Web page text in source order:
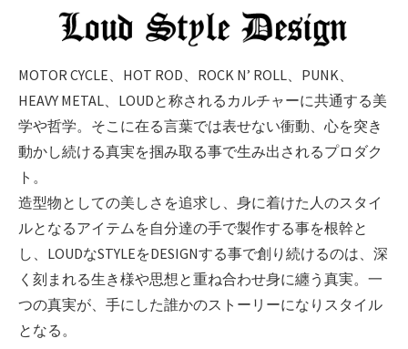
MOTOR CYCLE、HOT ROD、ROCK N’ ROLL、PUNK、
HEAVY METAL、LOUDと称されるカルチャーに共通する美
学や哲学。そこに在る言葉では表せない衝動、心を突き
動かし続ける真実を掴み取る事で生み出されるプロダク
ト。
造型物としての美しさを追求し、身に着けた人のスタイ
ルとなるアイテムを自分達の手で製作する事を根幹と
し、LOUDなSTYLEをDESIGNする事で創り続けるのは、深
く刻まれる生き様や思想と重ね合わせ身に纏う真実。一
つの真実が、手にした誰かのストーリーになりスタイル
となる。